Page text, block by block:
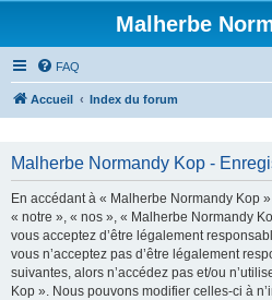
Malherbe
FAQ
Accueil Index du forum
Malherbe Normandy Kop -
En accédant à « Malherbe Normandy Kop
« notre », « nos », « Malherbe Normandy
vous acceptez d’être légalement
vous n’acceptez pas d’être légalement
suivantes, alors n’accédez pas et/ou
Kop ». Nous pouvons modifier celles-ci à